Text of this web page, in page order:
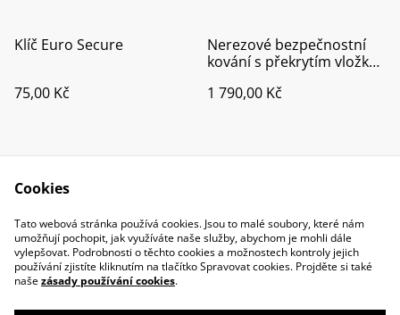
Klíč Euro Secure
75,00 Kč
Nerezové bezpečnostní
kování s překrytím vložky
klika/klika
1 790,00 Kč
Contact Us
Legal Terms
Privacy Policy
Cookie Policy
Cookies
Tato webová stránka používá cookies. Jsou to malé soubory, které nám
umožňují pochopit, jak využíváte naše služby, abychom je mohli dále
vylepšovat. Podrobnosti o těchto cookies a možnostech kontroly jejich
používání zjistíte kliknutím na tlačítko Spravovat cookies. Projděte si také
našezásady používání cookies.